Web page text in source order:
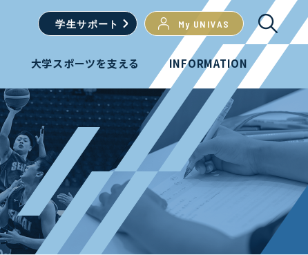
学生サポート My UNIVAS
大学スポーツを支える INFORMATION